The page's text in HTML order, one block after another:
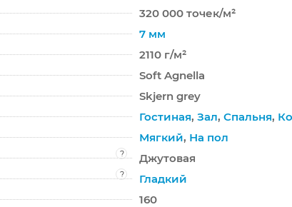
320 000 точек/м²
7 мм
2110 г/м²
Soft Agnella
Skjern grey
Гостиная, Зал, Спальня,
Мягкий, На пол
?
Джутовая
?
Гладкий
160